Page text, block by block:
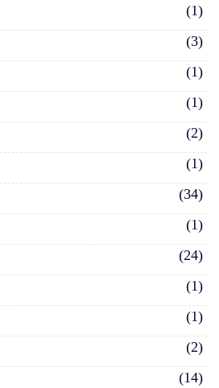
(1)
(3)
(1)
(1)
(2)
(1)
(34)
(1)
(24)
(1)
(1)
(2)
(14)